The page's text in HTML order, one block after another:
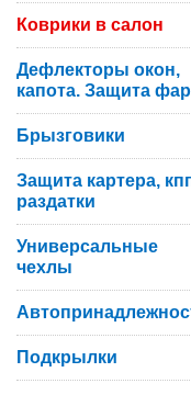
Коврики в салон
Дефлекторы окон,
капота. Защита фар
Брызговики
Защита картера,
раздатки
Универсальные
чехлы
Подкрылки